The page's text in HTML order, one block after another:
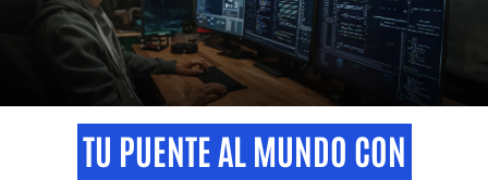
TU PUENTE AL MUNDO
TU PUENTE AL MUNDO CON